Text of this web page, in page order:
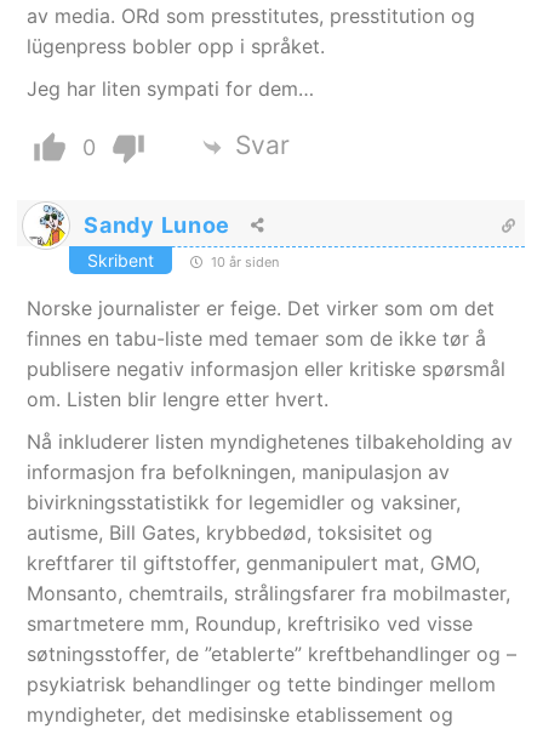
av media. ORd som presstitutes, presstitution og
lügenpress bobler opp i språket.
Jeg har liten sympati for dem…
0 Svar
Sandy Lunoe
Skribent 10 år siden
Norske journalister er feige. Det virker som om det
finnes en tabu-liste med temaer som de ikke tør å
publisere negativ informasjon eller kritiske spørsmål
om. Listen blir lengre etter hvert.
Nå inkluderer listen myndighetenes tilbakeholding av
informasjon fra befolkningen, manipulasjon av
bivirkningsstatistikk for legemidler og vaksiner,
autisme, Bill Gates, krybbedød, toksisitet og
kreftfarer til giftstoffer, genmanipulert mat, GMO,
Monsanto, chemtrails, strålingsfarer fra mobilmaster,
smartmetere mm, Roundup, kreftrisiko ved visse
søtningsstoffer, de ”etablerte” kreftbehandlinger og –
psykiatrisk behandlinger og tette bindinger mellom
myndigheter, det medisinske etablissement og